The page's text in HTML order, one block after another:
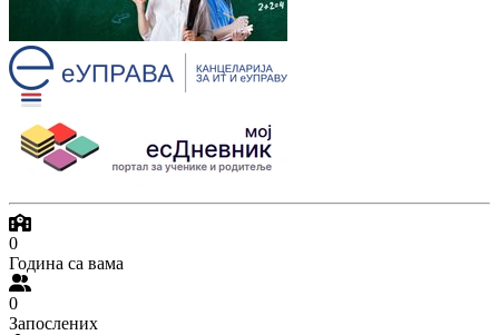
0
Година са вамa
0
Запослених